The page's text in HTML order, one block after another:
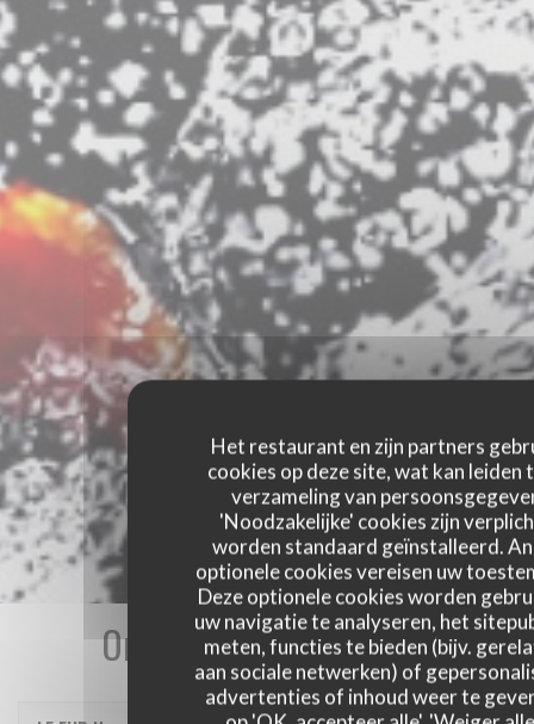
Het restaurant en zijn partners
cookies op deze site, wat kan leiden
verzameling van
'Noodzakelijke' cookies zijn
worden standaard geïnstalleerd.
optionele cookies vereisen uw
Deze optionele cookies worden
uw navigatie te analyseren, het
meten, functies te bieden (bijv.
aan sociale netwerken) of
advertenties of inhoud weer te
Onze gastbeoordelingen